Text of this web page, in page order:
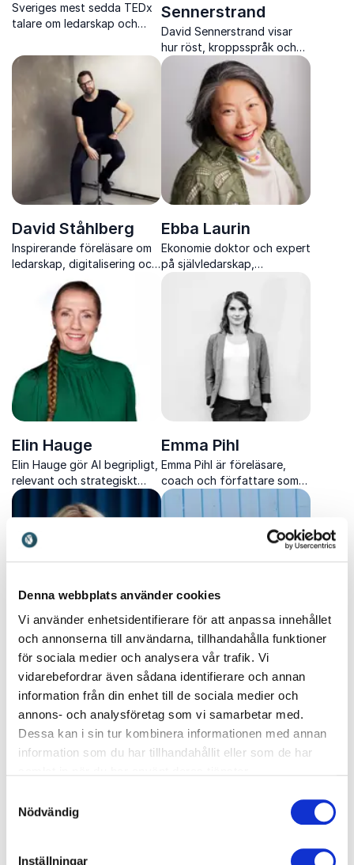
Denna webbplats använder cookies
Vi använder enhetsidentifierare för att anpassa innehållet
och annonserna till användarna, tillhandahålla funktioner
för sociala medier och analysera vår trafik. Vi
vidarebefordrar även sådana identifierare och annan
information från din enhet till de sociala medier och
annons- och analysföretag som vi samarbetar med.
Dessa kan i sin tur kombinera informationen med annan
information som du har tillhandahållit eller som de har
Nödvändig
Inställningar
Sveriges mest sedda TEDx
talare om ledarskap och
Sennerstrand
David Sennerstrand visar
hur röst, kroppsspråk och
teknik används strategiskt
för att skapa tydlig
kommunikation, stärkt
trovärdighet och hållbar
närvaro.
David Ståhlberg
Inspirerande föreläsare om
ledarskap, digitalisering och
konkurrenskraft i snabb
förändring
Ebba Laurin
Ekonomie doktor och expert
på självledarskap,
teknikomställning i komplexa
Elin Hauge
Elin Hauge gör AI begripligt,
relevant och strategiskt
användbart
Emma Pihl
Emma Pihl är föreläsare,
coach och författare som
inspirerar organisationer att
förstå beteenden, stärka
samarbeten och möta
Emma Stenmark
Emma Stenmark föreläser
om psykologisk trygghet,
ledarskap och
teamutveckling med
internationella uppdrag.
Erland Colliander
Erland Colliander föreläser
om hur fysisk aktivitet
påverkar välmående och
minskar ohälsa med fokus
på arbetsplatsens faktiska
utmaningar.